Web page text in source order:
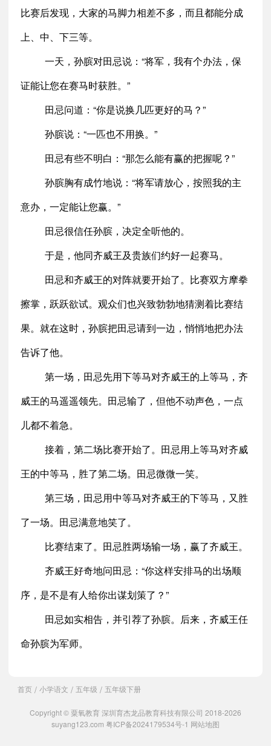
比赛后发现，大家的马脚力相差不多，而且都能分成
上、中、下三等。
一天，孙膑对田忌说：“将军，我有个办法，保
证能让您在赛马时获胜。”
田忌问道：“你是说换几匹更好的马？”
孙膑说：“一匹也不用换。”
田忌有些不明白：“那怎么能有赢的把握呢？”
孙膑胸有成竹地说：“将军请放心，按照我的主
意办，一定能让您赢。”
田忌很信任孙膑，决定全听他的。
于是，他同齐威王及贵族们约好一起赛马。
田忌和齐威王的对阵就要开始了。比赛双方摩拳
擦掌，跃跃欲试。观众们也兴致勃勃地猜测着比赛结
果。就在这时，孙膑把田忌请到一边，悄悄地把办法
告诉了他。
第一场，田忌先用下等马对齐威王的上等马，齐
威王的马遥遥领先。田忌输了，但他不动声色，一点
儿都不着急。
接着，第二场比赛开始了。田忌用上等马对齐威
王的中等马，胜了第二场。田忌微微一笑。
第三场，田忌用中等马对齐威王的下等马，又胜
了一场。田忌满意地笑了。
比赛结束了。田忌胜两场输一场，赢了齐威王。
齐威王好奇地问田忌：“你这样安排马的出场顺
序，是不是有人给你出谋划策了？”
田忌如实相告，并引荐了孙膑。后来，齐威王任
命孙膑为军师。
首页 / 小学语文 / 五年级 / 五年级下册
Copyright © 粟氧教育 深圳育杰龙品教育科技有限公司 2018-2026
suyang123.com 粤ICP备2024179534号-1 网站地图